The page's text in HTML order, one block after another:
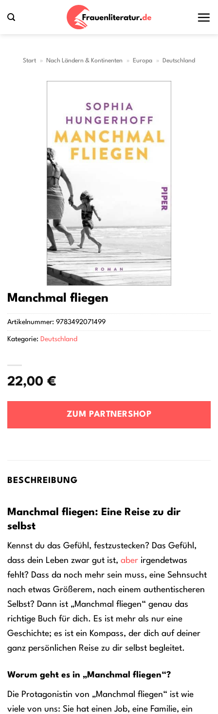
Inhalt
Start » Nach Ländern & Kontinenten » Europa » Deutschland
Manchmal fliegen
22,00 €
ZUM PARTNERSHOP
Artikelnummer: 9783492071499
Kategorie: Deutschland
BESCHREIBUNG
Manchmal fliegen: Eine Reise zu dir
selbst
Kennst du das Gefühl, festzustecken? Das Gefühl,
dass dein Leben zwar gut ist, aber irgendetwas
fehlt? Dass da noch mehr sein muss, eine Sehnsucht
nach etwas Größerem, nach einem authentischeren
Selbst? Dann ist „Manchmal fliegen“ genau das
richtige Buch für dich. Es ist mehr als nur eine
Geschichte; es ist ein Kompass, der dich auf deiner
ganz persönlichen Reise zu dir selbst begleitet.
Worum geht es in „Manchmal fliegen“?
Die Protagonistin von „Manchmal fliegen“ ist wie
viele von uns: Sie hat einen Job, eine Familie, ein